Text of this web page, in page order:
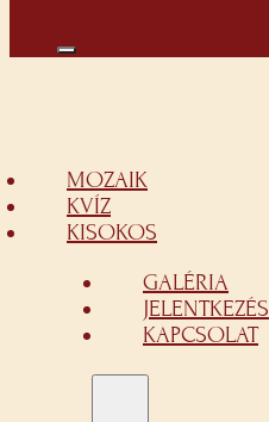
MOZAIK
KVÍZ
KISOKOS
GALÉRIA
JELENTKEZÉS
KAPCSOLAT